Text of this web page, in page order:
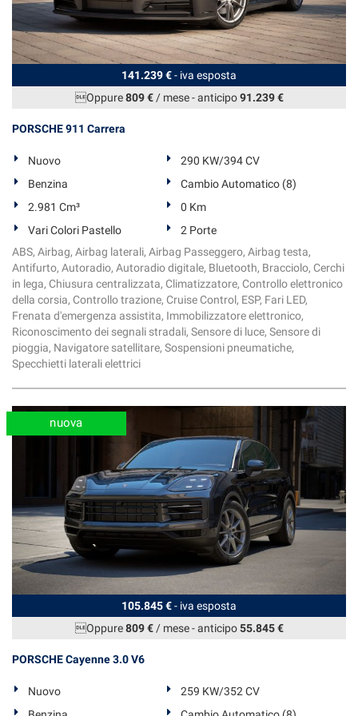
141.239 €- iva esposta
Oppure809 €/ mese-anticipo91.239 €
PORSCHE 911 Carrera
Nuovo
290 KW/394 CV
Benzina
Cambio Automatico (8)
2.981 Cm³
0 Km
Vari Colori Pastello
2 Porte
ABS, Airbag, Airbag laterali, Airbag Passeggero, Airbag testa,
Antifurto, Autoradio, Autoradio digitale, Bluetooth, Bracciolo, Cerchi
in lega, Chiusura centralizzata, Climatizzatore, Controllo elettronico
della corsia, Controllo trazione, Cruise Control, ESP, Fari LED,
Frenata d'emergenza assistita, Immobilizzatore elettronico,
Riconoscimento dei segnali stradali, Sensore di luce, Sensore di
pioggia, Navigatore satellitare, Sospensioni pneumatiche,
Specchietti laterali elettrici
105.845 €- iva esposta
Oppure809 €/ mese-anticipo55.845 €
nuova
PORSCHE Cayenne 3.0 V6
Nuovo
259 KW/352 CV
Cookie necessari
Cookie per il miglioramento dell'esperienza utente
Cookie di marketing
Leggi
la
cookie
policy
Salva
le